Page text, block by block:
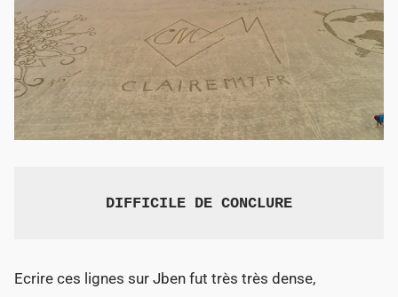
DIFFICILE DE CONCLURE
Ecrire ces lignes sur Jben fut très très dense,